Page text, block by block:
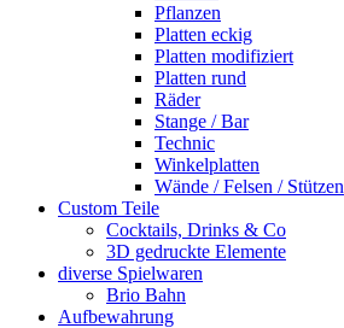
Pflanzen
Platten eckig
Platten modifiziert
Platten rund
Räder
Stange / Bar
Technic
Winkelplatten
Wände / Felsen / Stützen
Custom Teile
Cocktails, Drinks & Co
3D gedruckte Elemente
diverse Spielwaren
Brio Bahn
Aufbewahrung